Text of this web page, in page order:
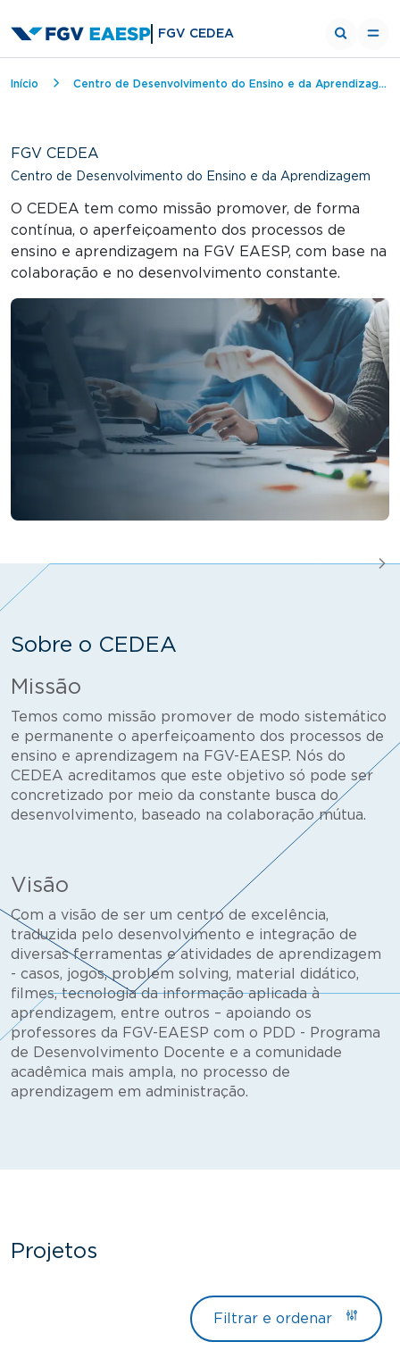
FGV CEDEA
Trilha de navegação
Início Centro de Desenvolvimento do Ensino e da Aprendizagem
FGV CEDEA
Centro de Desenvolvimento do Ensino e da Aprendizagem
O CEDEA tem como missão promover, de forma
contínua, o aperfeiçoamento dos processos de
ensino e aprendizagem na FGV EAESP, com base na
colaboração e no desenvolvimento constante.
Sobre o CEDEA
Missão
Temos como missão promover de modo sistemático
e permanente o aperfeiçoamento dos processos de
ensino e aprendizagem na FGV-EAESP. Nós do
CEDEA acreditamos que este objetivo só pode ser
concretizado por meio da constante busca do
desenvolvimento, baseado na colaboração mútua.
Visão
Com a visão de ser um centro de excelência,
traduzida pelo desenvolvimento e integração de
diversas ferramentas e atividades de aprendizagem
- casos, jogos, problem solving, material didático,
filmes, tecnologia da informação aplicada à
aprendizagem, entre outros – apoiando os
professores da FGV-EAESP com o PDD - Programa
de Desenvolvimento Docente e a comunidade
acadêmica mais ampla, no processo de
aprendizagem em administração.
Projetos
Filtrar e ordenar